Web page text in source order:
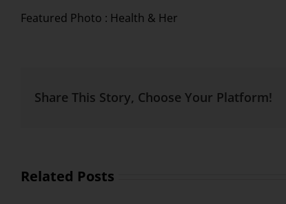
Featured Photo : Health & Her
Share This Story, Choose Your Platform!
Related Posts